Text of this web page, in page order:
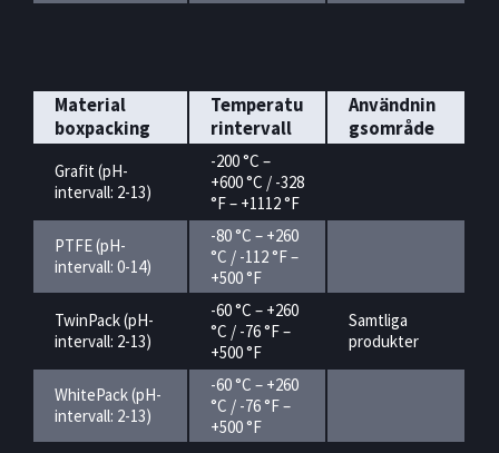
Material
boxpacking
Temperatu
rintervall
Användnin
gsområde
Grafit (pH-
intervall: 2-13)
-200 °C –
+600 °C / -328
°F – +1112 °F
PTFE (pH-
intervall: 0-14)
-80 °C – +260
°C / -112 °F –
+500 °F
TwinPack (pH-
intervall: 2-13)
-60 °C – +260
°C / -76 °F –
+500 °F
Samtliga
produkter
WhitePack (pH-
intervall: 2-13)
-60 °C – +260
°C / -76 °F –
+500 °F